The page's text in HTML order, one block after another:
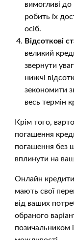
вимогливі до
робить їх
осіб.
Відсоткові
великий
звернути
нижчі
зекономити
весь термін
Крім того,
погашення
погашення без
вплинути на
Онлайн кредити
мають свої
від ваших
обраного
позичальником